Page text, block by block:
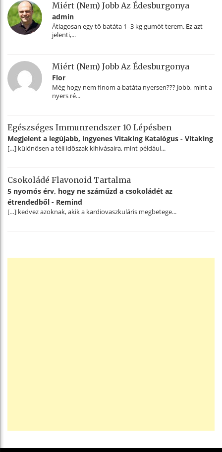
Miért (nem) Jobb Az Édesburgonya
admin
Átlagosan egy tő batáta 1–3 kg gumót terem. Ez azt
jelenti,...
Miért (nem) Jobb Az Édesburgonya
Flor
Még hogy nem finom a batáta nyersen??? Jobb, mint a
nyers ré...
Egészséges Immunrendszer 10 Lépésben
Megjelent a legújabb, ingyenes Vitaking Katalógus - Vitaking
[…] különösen a téli időszak kihívásaira, mint például...
Csokoládé Flavonoid Tartalma
5 nyomós érv, hogy ne száműzd a csokoládét az
étrendedből - Remind
[…] kedvez azoknak, akik a kardiovaszkuláris megbetege...